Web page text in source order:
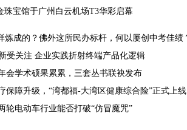
珠宝馆于广州白云机场T3华彩启幕
炼成的？佛外这所民办标杆，何以屡创中考佳绩
受关注 企业实践折射终端产品化逻辑
会学术硕果累累，三套丛书联袂发布
保障升级，“湾都福-大湾区健康综合险”正式上线
轮电动车行业能否打破“仿冒魔咒”